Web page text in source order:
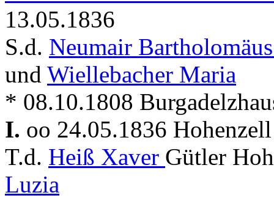
13.05.1836
S.d. Neumair
und Wiellebacher Maria
* 08.10.1808
I. oo 24.05.1836
T.d. Heiß Xaver Gütler
Luzia